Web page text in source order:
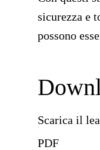
sicurezza e
possono
Download
Scarica il
PDF